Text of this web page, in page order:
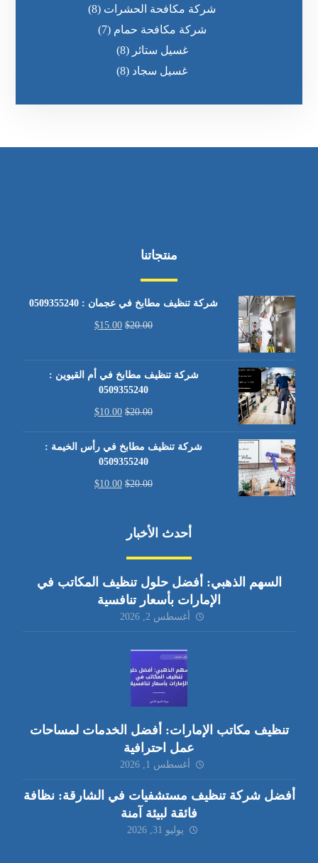
شركة مكافحة الحشرات (8)
شركة مكافحة حمام (7)
غسيل ستائر (8)
غسيل سجاد (8)
منتجاتنا
شركة تنظيف مطابخ في عجمان : 0509355240
$20.00
$15.00
شركة تنظيف مطابخ في أم القيوين :
0509355240
$20.00
$10.00
شركة تنظيف مطابخ في رأس الخيمة :
0509355240
$20.00
$10.00
أحدث الأخبار
السهم الذهبي: أفضل حلول تنظيف المكاتب في
الإمارات بأسعار تنافسية
أغسطس 2, 2026
تنظيف مكاتب الإمارات: أفضل الخدمات لمساحات
عمل احترافية
أغسطس 1, 2026
أفضل شركة تنظيف مستشفيات في الشارقة: نظافة
فائقة لبيئة آمنة
يوليو 31, 2026